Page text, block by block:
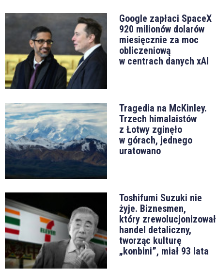
Google zapłaci SpaceX
920 milionów dolarów
miesięcznie za moc
obliczeniową
w centrach danych xAI
Tragedia na McKinley.
Trzech himalaistów
z Łotwy zginęło
w górach, jednego
uratowano
Toshifumi Suzuki nie
żyje. Biznesmen,
który zrewolucjonizował
handel detaliczny,
tworząc kulturę
„konbini”, miał 93 lata